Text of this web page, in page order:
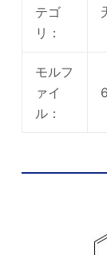
テゴ
リ：
モルフ
ァイ
ル：